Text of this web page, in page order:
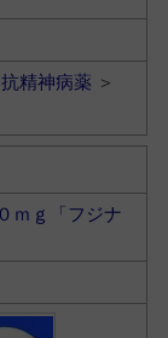
精神病薬 ＞
ｍｇ「フジナ